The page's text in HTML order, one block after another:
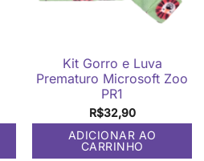
Kit Gorro e Luva
Prematuro Microsoft Zoo
PR1
R$32,90
ADICIONAR AO
CARRINHO